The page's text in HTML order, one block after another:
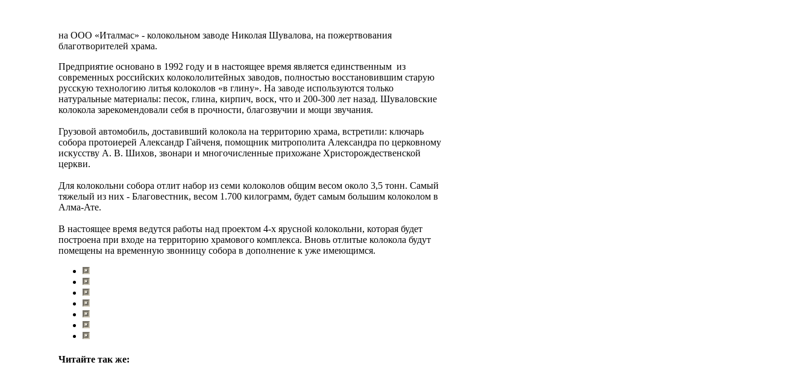
на ООО «Италмас» - колокольном заводе Николая Шувалова, на пожертвования
благотворителей храма.
Предприятие основано в 1992 году и в настоящее время является единственным из
современных российских колокололитейных заводов, полностью восстановившим старую
русскую технологию литья колоколов «в глину». На заводе используются только
натуральные материалы: песок, глина, кирпич, воск, что и 200-300 лет назад. Шуваловские
колокола зарекомендовали себя в прочности, благозвучии и мощи звучания.
Грузовой автомобиль, доставивший колокола на территорию храма, встретили: ключарь
собора протоиерей Александр Гайченя, помощник митрополита Александра по церковному
искусству А. В. Шихов, звонари и многочисленные прихожане Христорождественской
церкви.
Для колокольни собора отлит набор из семи колоколов общим весом около 3,5 тонн. Самый
тяжелый из них - Благовестник, весом 1.700 килограмм, будет самым большим колоколом в
Алма-Ате.
В настоящее время ведутся работы над проектом 4-х ярусной колокольни, которая будет
построена при входе на территорию храмового комплекса. Вновь отлитые колокола будут
помещены на временную звонницу собора в дополнение к уже имеющимся.
Читайте так же: